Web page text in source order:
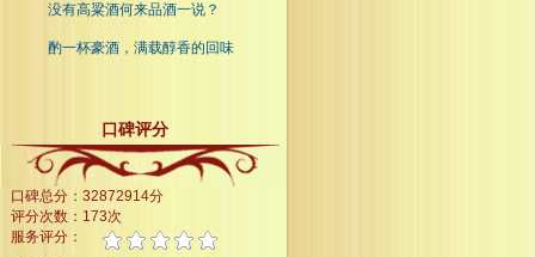
没有高粱酒何来品酒一说？
酌一杯豪酒，满载醇香的回味
口碑评分
口碑总分：32872914分
评分次数：173次
服务评分：